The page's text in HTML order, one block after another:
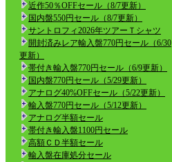
近作50％OFFセール（8/7更新）
国内盤550円セール（8/7更新）
サントロフィ2026年ツアーＴシャツ
開封済みレア輸入盤770円セール（6/30
更新）
帯付き輸入盤770円セール（6/9更新）
国内盤770円セール（5/29更新）
アナログ40%OFFセール（5/22更新）
輸入盤770円セール（5/12更新）
アナログ半額セール
帯付き輸入盤1100円セール
高額ＣＤ半額セール
輸入盤在庫処分セール